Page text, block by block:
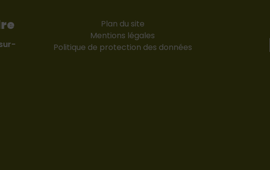
Plan du site
Mentions légales
Politique de protection des données